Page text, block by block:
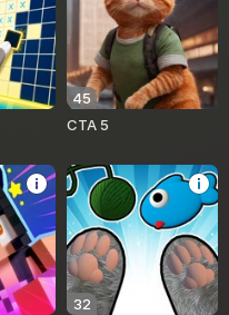
45
CTA 5
32